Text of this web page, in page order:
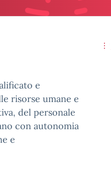
e
risorse umane e
del personale
con autonomia
e